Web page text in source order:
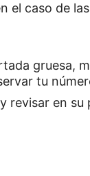
el caso de
gruesa,
tu
revisar en su